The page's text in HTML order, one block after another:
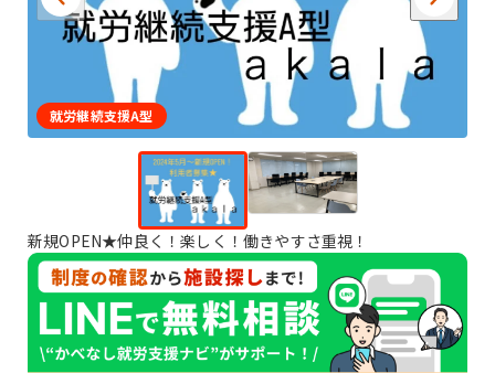
就労継続支援A型
新規OPEN★仲良く！楽しく！働きやすさ重視！